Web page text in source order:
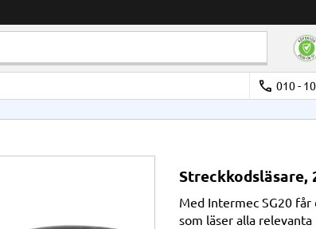
call 010 -
Streckkodsläsare,
Med Intermec SG20
som läser alla